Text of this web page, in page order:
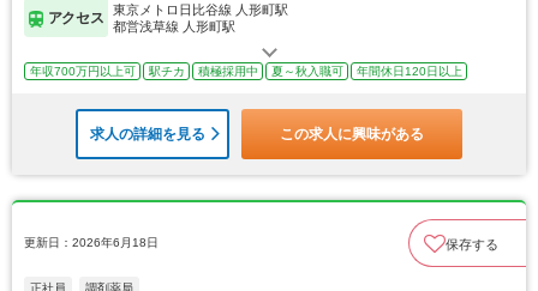
アクセス
東京メトロ日比谷線 人形町駅
都営浅草線 人形町駅
年収700万円以上可 駅チカ 積極採用中 夏～秋入職可 年間休日120日以上
求人の詳細を見る この求人に興味がある
更新日：2026年6月18日 保存する
正社員 調剤薬局